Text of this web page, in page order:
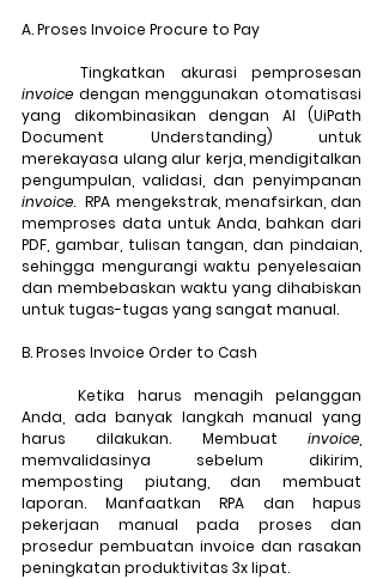
A. Proses Invoice Procure to Pay
invoice dengan menggunakan otomatisasi
yang dikombinasikan dengan AI (UiPath
Document Understanding) untuk
merekayasa ulang alur kerja, mendigitalkan
invoice.  RPA mengekstrak, menafsirkan, dan
memproses data untuk Anda, bahkan dari
PDF, gambar, tulisan tangan, dan pindaian,
sehingga mengurangi waktu penyelesaian
dan membebaskan waktu yang dihabiskan
untuk tugas-tugas yang sangat manual.
B. Proses Invoice Order to Cash
	Ketika harus menagih pelanggan
Anda, ada banyak langkah manual yang
harus dilakukan. Membuat invoice
memvalidasinya sebelum dikirim,
memposting piutang, dan membuat
laporan. Manfaatkan RPA dan hapus
pekerjaan manual pada proses dan
prosedur pembuatan invoice dan rasakan
peningkatan produktivitas 3x lipat.